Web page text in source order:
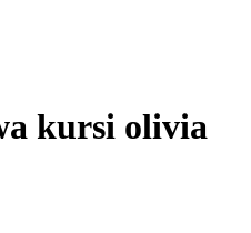
kursi olivia